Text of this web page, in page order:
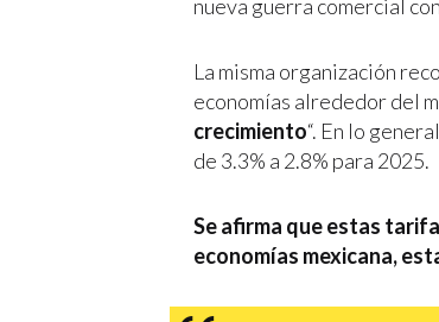
nueva guerra comercial
La misma organización
economías alrededor del
crecimiento“. En lo
de 3.3% a 2.8% para 2025.
Se afirma que estas
economías mexicana,